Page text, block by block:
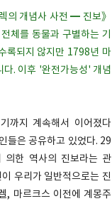
의 개념사 사전 ━ 진보》
체를 동물과 구별하는 기
록되지 않지만 1798년 마
. 이후 '완전가능성' 개념
까지 계속해서 이어졌다
들은 공유하고 있었다. 29
의한 역사의 진보라는 관
우리가 일반적으로는 진
, 마르크스 이전에 계몽주